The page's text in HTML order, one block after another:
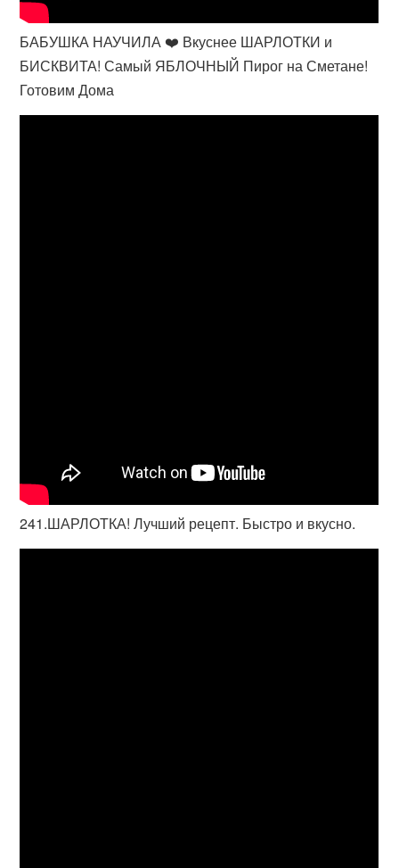
БАБУШКА НАУЧИЛА ❤️ Вкуснее ШАРЛОТКИ и
БИСКВИТА! Самый ЯБЛОЧНЫЙ Пирог на Сметане!
Готовим Дома
241.ШАРЛОТКА! Лучший рецепт. Быстро и вкусно.